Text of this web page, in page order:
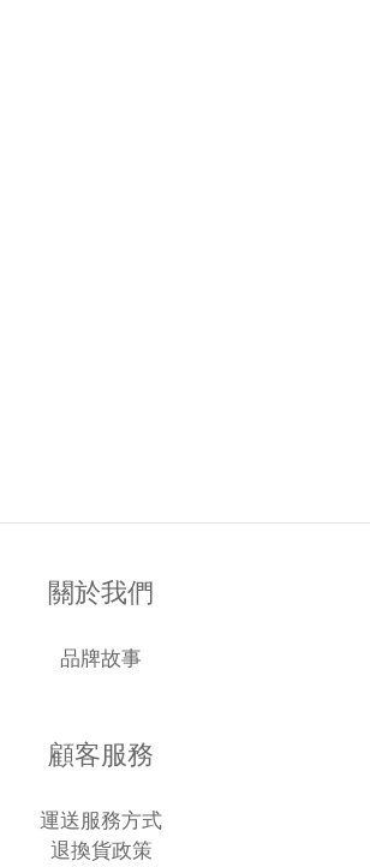
關於我們
品牌故事
顧客服務
運送服務方式
退換貨政策